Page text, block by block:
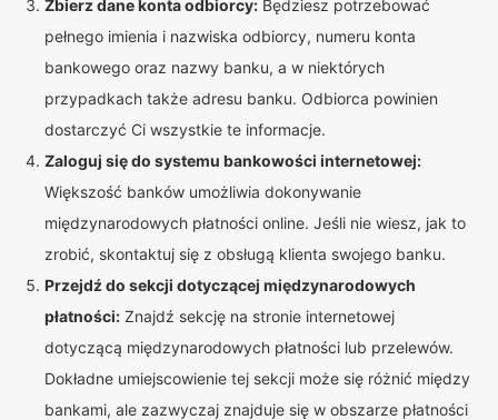
Zbierz dane konta odbiorcy: Będziesz potrzebować
pełnego imienia i nazwiska odbiorcy, numeru konta
bankowego oraz nazwy banku, a w niektórych
przypadkach także adresu banku. Odbiorca powinien
dostarczyć Ci wszystkie te informacje.
Zaloguj się do systemu bankowości internetowej:
Większość banków umożliwia dokonywanie
międzynarodowych płatności online. Jeśli nie wiesz, jak to
zrobić, skontaktuj się z obsługą klienta swojego banku.
Przejdź do sekcji dotyczącej międzynarodowych
płatności: Znajdź sekcję na stronie internetowej
dotyczącą międzynarodowych płatności lub przelewów.
Dokładne umiejscowienie tej sekcji może się różnić między
bankami, ale zazwyczaj znajduje się w obszarze płatności